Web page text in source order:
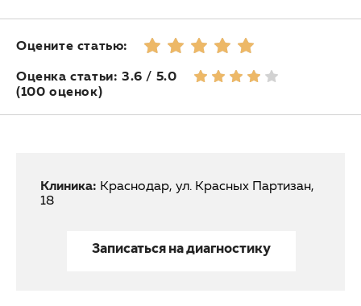
Оцените статью:
Оценка статьи: 3.6 / 5.0
(100 оценок)
Клиника: Краснодар, ул. Красных Партизан,
18
Записаться на диагностику